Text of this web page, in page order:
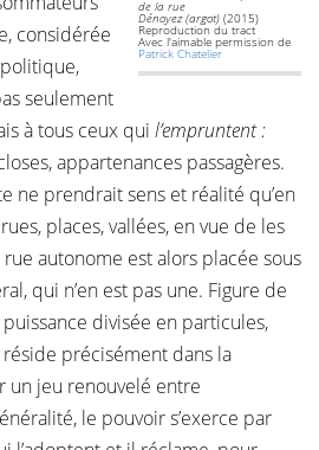
de la rue
Dénoyez(argot) (2015)
Reproduction du tract
Avec l'aimable permission de
Patrick Chatelier
considérée
seulement
à tous ceux qui l’empruntent :
appartenances passagères.
ne prendrait sens et réalité qu’en
places, vallées, en vue de les
autonome est alors placée sous
qui n’en est pas une. Figure de
divisée en particules,
précisément dans la
un jeu renouvelé entre
le pouvoir s’exerce par